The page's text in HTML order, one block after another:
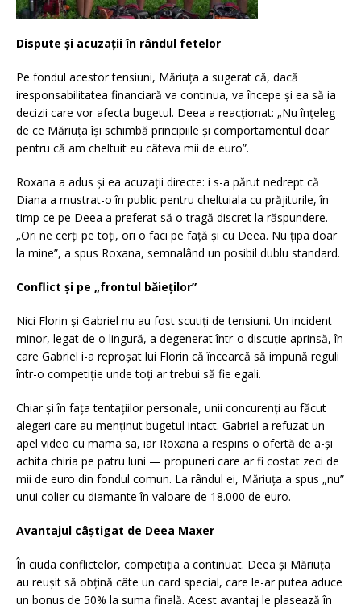
Dispute și acuzații în rândul fetelor
Pe fondul acestor tensiuni, Măriuța a sugerat că, dacă
iresponsabilitatea financiară va continua, va începe și ea să ia
decizii care vor afecta bugetul. Deea a reacționat: „Nu înțeleg
de ce Măriuța își schimbă principiile și comportamentul doar
pentru că am cheltuit eu câteva mii de euro”.
Roxana a adus și ea acuzații directe: i s-a părut nedrept că
Diana a mustrat-o în public pentru cheltuiala cu prăjiturile, în
timp ce pe Deea a preferat să o tragă discret la răspundere.
„Ori ne cerți pe toți, ori o faci pe față și cu Deea. Nu țipa doar
la mine”, a spus Roxana, semnalând un posibil dublu standard.
Conflict și pe „frontul băieților”
Nici Florin și Gabriel nu au fost scutiți de tensiuni. Un incident
minor, legat de o lingură, a degenerat într-o discuție aprinsă, în
care Gabriel i-a reproșat lui Florin că încearcă să impună reguli
într-o competiție unde toți ar trebui să fie egali.
Chiar și în fața tentațiilor personale, unii concurenți au făcut
alegeri care au menținut bugetul intact. Gabriel a refuzat un
apel video cu mama sa, iar Roxana a respins o ofertă de a-și
achita chiria pe patru luni — propuneri care ar fi costat zeci de
mii de euro din fondul comun. La rândul ei, Măriuța a spus „nu”
unui colier cu diamante în valoare de 18.000 de euro.
Avantajul câștigat de Deea Maxer
În ciuda conflictelor, competiția a continuat. Deea și Măriuța
au reușit să obțină câte un card special, care le-ar putea aduce
un bonus de 50% la suma finală. Acest avantaj le plasează în